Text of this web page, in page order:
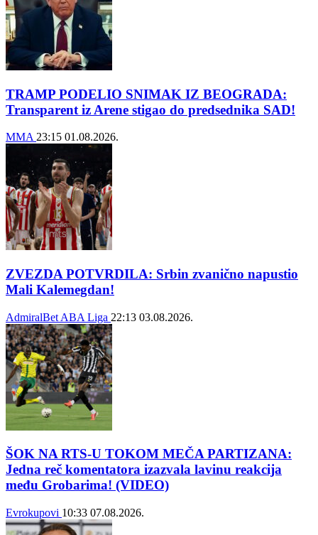
TRAMP PODELIO SNIMAK IZ BEOGRADA:
Transparent iz Arene stigao do predsednika SAD!
MMA 23:15 01.08.2026.
ZVEZDA POTVRDILA: Srbin zvanično napustio
Mali Kalemegdan!
AdmiralBet ABA Liga 22:13 03.08.2026.
ŠOK NA RTS-U TOKOM MEČA PARTIZANA:
Jedna reč komentatora izazvala lavinu reakcija
među Grobarima! (VIDEO)
Evrokupovi 10:33 07.08.2026.